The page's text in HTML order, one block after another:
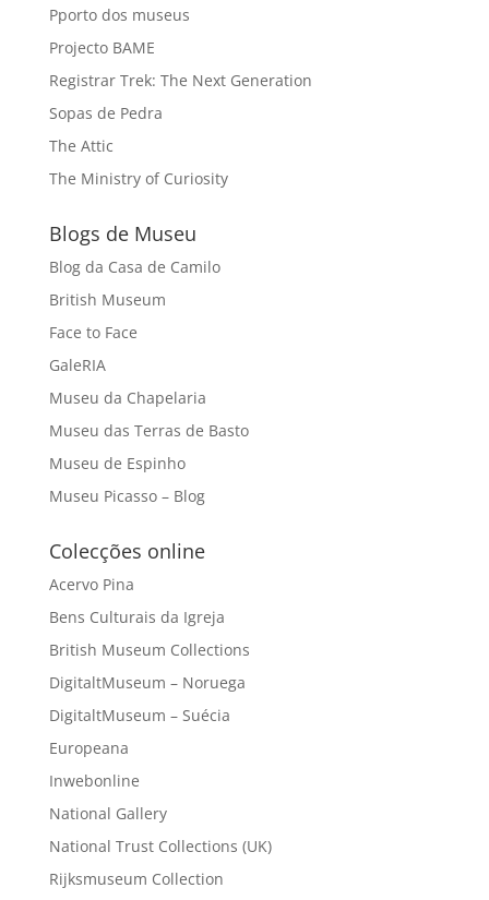
Pporto dos museus
Projecto BAME
Registrar Trek: The Next Generation
Sopas de Pedra
The Attic
The Ministry of Curiosity
Blogs de Museu
Blog da Casa de Camilo
British Museum
Face to Face
GaleRIA
Museu da Chapelaria
Museu das Terras de Basto
Museu de Espinho
Museu Picasso – Blog
Colecções online
Acervo Pina
Bens Culturais da Igreja
British Museum Collections
DigitaltMuseum – Noruega
DigitaltMuseum – Suécia
Europeana
Inwebonline
National Gallery
National Trust Collections (UK)
Rijksmuseum Collection